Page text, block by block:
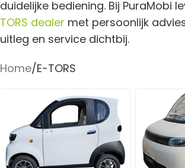
duidelijke bediening. Bij PuraMobi
TORS dealer met persoonlijk
uitleg en service dichtbij.
Home E-TORS